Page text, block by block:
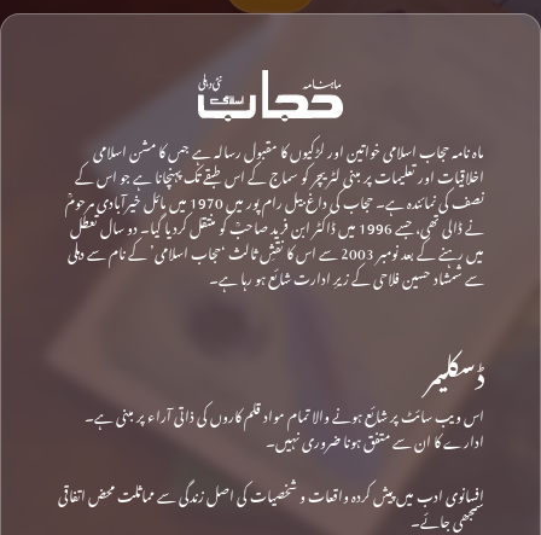
ماہ نامہ حجاب اسلامی خواتین اور لڑکیوں کا مقبول رسالہ ہے جس کا مشن اسلامی
اخلاقیات اور تعلیمات پر مبنی لٹریچر کو سماج کے اس طبقے تک پہنچانا ہے جو اس کے
نصف کی نمائندہ ہے۔ حجاب کی داغ بیل رام پور میں 1970 میں مائل خیرآبادی مرحومؒ
نے ڈالی تھی، جسے 1996 میں ڈاکٹر ابن فرید صاحبؒ کو منتقل کردیا گیا۔ دو سال تعطل
میں رہنے کے بعد نومبر 2003 سے اس کا نقشِ ثالث ‘حجاب اسلامی’ کے نام سے دہلی
سے شمشاد حسین فلاحی کے زیرِ ادارت شائع ہو رہا ہے۔
ڈسکلیمر
اس ویب سائٹ پر شائع ہونے والا تمام مواد قلم کاروں کی ذاتی آراء پر مبنی ہے۔
ادارے کا ان سے متفق ہونا ضروری نہیں۔
افسانوی ادب میں پیش کردہ واقعات و شخصیات کی اصل زندگی سے مماثلت محض اتفاقی
سمجھی جائے۔